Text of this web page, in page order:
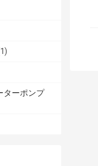
ターポンプ